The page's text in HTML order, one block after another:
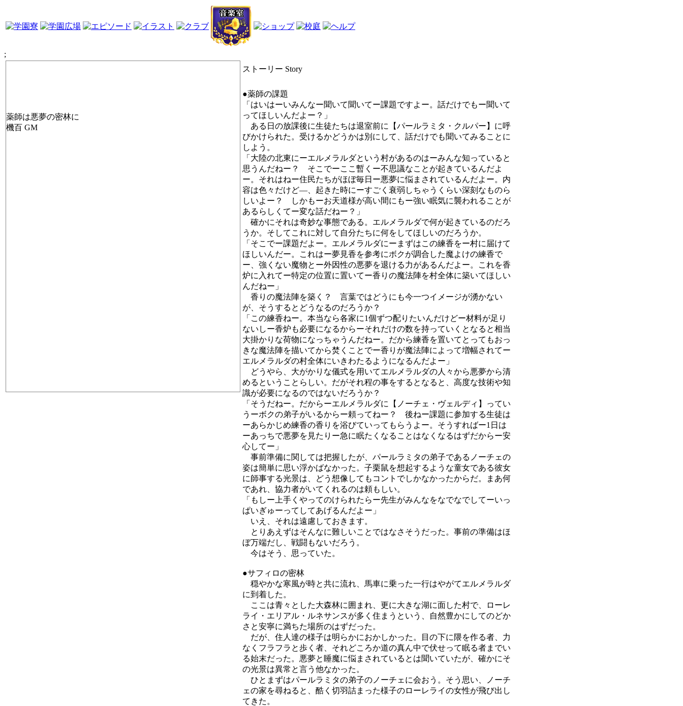
;
薬師は悪夢の密林に
機百 GM
ストーリー Story
●薬師の課題
「はいはーいみんなー聞いて聞いてー課題ですよー。話だけでもー聞いて
ってほしいんだよー？」
ある日の放課後に生徒たちは退室前に【パールラミタ・クルパー】に呼
びかけられた。受けるかどうかは別にして、話だけでも聞いてみることに
しよう。
「大陸の北東にーエルメラルダという村があるのはーみんな知っていると
思うんだねー？ そこでーここ暫くー不思議なことが起きているんだよ
ー。それはねー住民たちがほぼ毎日ー悪夢に悩まされているんだよー。内
容は色々だけど―、起きた時にーすごく衰弱しちゃうくらい深刻なものら
しいよー？ しかもーお天道様が高い間にもー強い眠気に襲われることが
あるらしくてー変な話だねー？」
確かにそれは奇妙な事態である。エルメラルダで何が起きているのだろ
うか。そしてこれに対して自分たちに何をしてほしいのだろうか。
「そこでー課題だよー。エルメラルダにーまずはこの練香をー村に届けて
ほしいんだー。これはー夢見香を参考にボクが調合した魔よけの練香で
ー、強くない魔物とー外因性の悪夢を退ける力があるんだよー。これを香
炉に入れてー特定の位置に置いてー香りの魔法陣を村全体に築いてほしい
んだねー」
香りの魔法陣を築く？ 言葉ではどうにも今一つイメージが湧かない
が、そうするとどうなるのだろうか？
「この練香ねー。本当なら各家に1個ずつ配りたいんだけどー材料が足り
ないしー香炉も必要になるからーそれだけの数を持っていくとなると相当
大掛かりな荷物になっちゃうんだねー。だから練香を置いてとってもおっ
きな魔法陣を描いてから焚くことでー香りが魔法陣によって増幅されてー
エルメラルダの村全体にいきわたるようになるんだよー」
どうやら、大がかりな儀式を用いてエルメラルダの人々から悪夢から清
めるということらしい。だがそれ程の事をするとなると、高度な技術や知
識が必要になるのではないだろうか？
「そうだねー。だからーエルメラルダに【ノーチェ・ヴェルディ】ってい
うーボクの弟子がいるからー頼ってねー？ 後ねー課題に参加する生徒は
ーあらかじめ練香の香りを浴びていってもらうよー。そうすればー1日は
ーあっちで悪夢を見たりー急に眠たくなることはなくなるはずだからー安
心してー」
事前準備に関しては把握したが、パールラミタの弟子であるノーチェの
姿は簡単に思い浮かばなかった。子栗鼠を想起するような童女である彼女
に師事する光景は、どう想像してもコントでしかなかったからだ。まあ何
であれ、協力者がいてくれるのは頼もしい。
「もしー上手くやってのけられたらー先生がみんなをなでなでしてーいっ
ぱいぎゅーってしてあげるんだよー」
いえ、それは遠慮しておきます。
とりあえずはそんなに難しいことではなさそうだった。事前の準備はほ
ぼ万端だし、戦闘もないだろう。
今はそう、思っていた。
●サフィロの密林
穏やかな寒風が時と共に流れ、馬車に乗った一行はやがてエルメラルダ
に到着した。
ここは青々とした大森林に囲まれ、更に大きな湖に面した村で、ローレ
ライ・エリアル・ルネサンスが多く住まうという、自然豊かにしてのどか
さと安寧に満ちた場所のはずだった。
だが、住人達の様子は明らかにおかしかった。目の下に隈を作る者、力
なくフラフラと歩く者、それどころか道の真ん中で伏せって眠る者までい
る始末だった。悪夢と睡魔に悩まされているとは聞いていたが、確かにそ
の光景は異常と言う他なかった。
ひとまずはパールラミタの弟子のノーチェに会おう。そう思い、ノーチ
ェの家を尋ねると、酷く切羽詰まった様子のローレライの女性が飛び出し
てきた。